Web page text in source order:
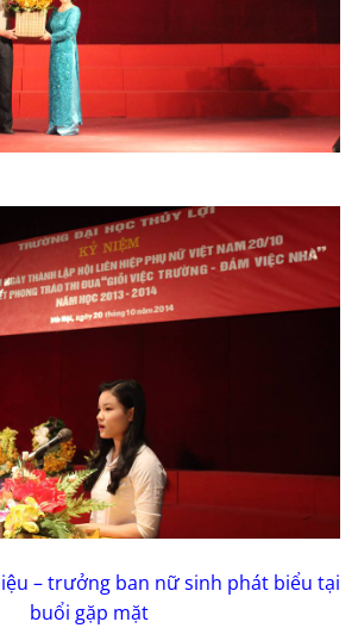
– trưởng ban nữ sinh phát biểu tại
buổi gặp mặt